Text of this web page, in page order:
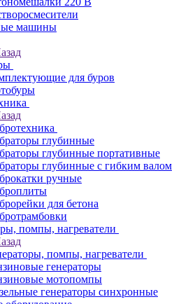
машины
для буров
глубинные
глубинные портативные
глубинные с гибким валом
ручные
для бетона
помпы, нагреватели
помпы, нагреватели
генераторы
мотопомпы
генераторы синхронные